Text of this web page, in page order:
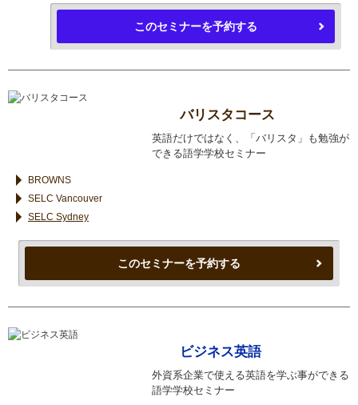
このセミナーを予約する
バリスタコース
英語だけではなく、「バリスタ」も勉強が
できる語学学校セミナー
BROWNS
SELC Vancouver
SELC Sydney
このセミナーを予約する
ビジネス英語
外資系企業で使える英語を学ぶ事ができる
語学学校セミナー